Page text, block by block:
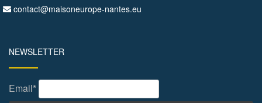
contact@maisoneurope-nantes.eu
NEWSLETTER
Email*